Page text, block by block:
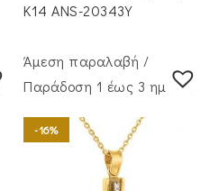
Κ14 ANS-20343Y
Άμεση παραλαβή /
Παράδoση 1 έως 3 ημέρες
-16%